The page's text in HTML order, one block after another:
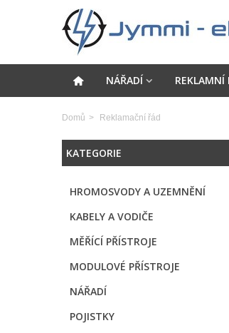
NÁŘADÍ REKLAMNÍ
Domů > Reklamační řád
KATEGORIE
HROMOSVODY A UZEMNĚNÍ
KABELY A VODIČE
MĚŘÍCÍ PŘÍSTROJE
MODULOVÉ PŘÍSTROJE
NÁŘADÍ
POJISTKY